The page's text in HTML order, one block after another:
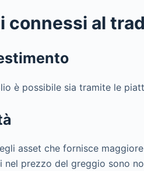
connessi al
è possibile sia tramite le
asset che fornisce
prezzo del greggio sono